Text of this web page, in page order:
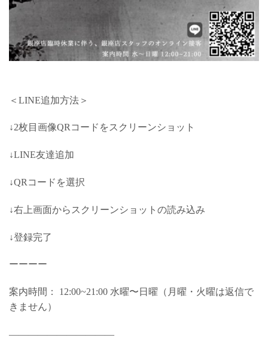
＜LINE追加方法＞
↓2枚目画像QRコードをスクリーンショット
↓LINE友達追加
↓QRコードを選択
↓右上画面からスクリーンショットの読み込み
↓登録完了
ーーーー
案内時間： 12:00~21:00 水曜〜日曜（月曜・火曜は返信で
きません）
———————————